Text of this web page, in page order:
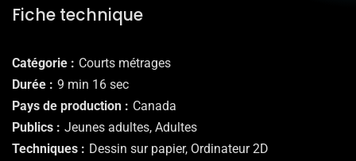
Fiche technique
Catégorie
Courts métrages
Durée
9 min 16 sec
Pays de production
Canada
Publics
Jeunes adultes, Adultes
Techniques
Dessin sur papier, Ordinateur 2D